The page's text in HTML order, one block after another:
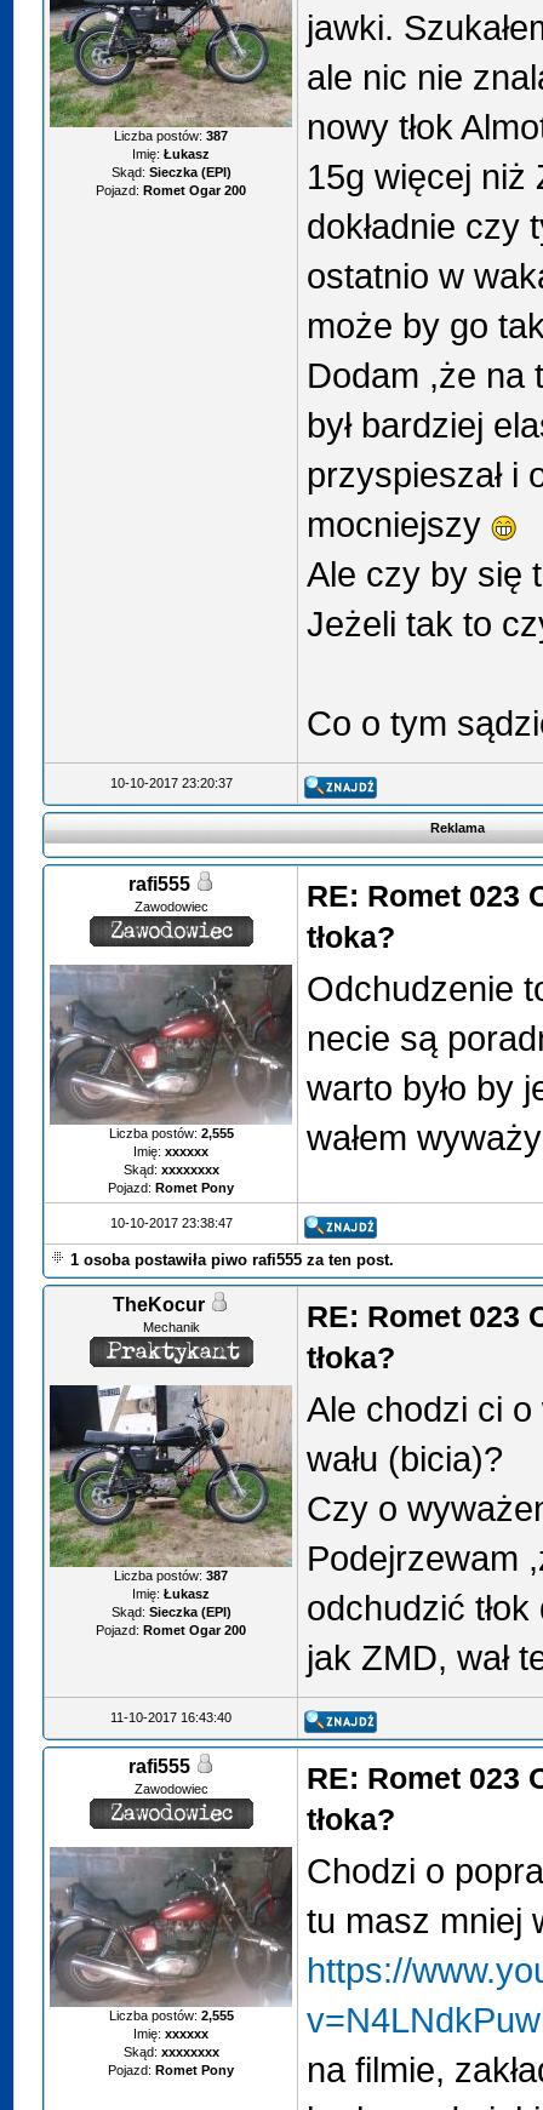
Liczba postów:387
Imię: Łukasz
Skąd: Sieczka (EPI)
Pojazd: Romet Ogar 200
jawki.
ale nic nie
nowy tłok
15g więcej niż
dokładnie czy
ostatnio w
może by go
Dodam ,że na
był bardziej
przyspieszał i
mocniejszy
Ale czy by się
Jeżeli tak to
Co o tym
10-10-2017 23:20:37
Reklama
rafi555
Zawodowiec
Liczba postów: 2,555
Imię: xxxxxx
Skąd: xxxxxxxx
Pojazd: Romet Pony
RE: Romet 023
tłoka?
Odchudzenie
necie są
warto było by
wałem
10-10-2017 23:38:47
1 osoba postawiła piwo rafi555 za ten post.
TheKocur
Mechanik
Liczba postów:387
Imię: Łukasz
Skąd: Sieczka (EPI)
Pojazd: Romet Ogar 200
RE: Romet 023
tłoka?
Ale chodzi ci
wału (bicia)?
Czy o
Podejrzewam
odchudzić
jak ZMD, wał
11-10-2017 16:43:40
rafi555
Zawodowiec
Liczba postów: 2,555
Imię: xxxxxx
Skąd: xxxxxxxx
Pojazd: Romet Pony
RE: Romet 023
tłoka?
Chodzi o
tu masz mniej
https://
na filmie,